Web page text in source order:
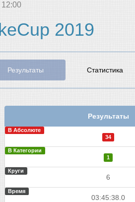
12:00
2019
Результаты Статистика
Результаты
В Абсолюте
34
В Категории
1
Круги
6
Время
03:45:38.0